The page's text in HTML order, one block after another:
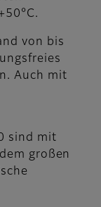
von bis
Auch mit
sind mit
großen